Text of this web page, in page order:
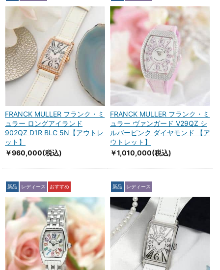
FRANCK MULLER フランク・ミ
ュラー ロングアイランド
902QZ D1R BLC 5N【アウトレ
ット】
￥960,000(税込)
FRANCK MULLER フランク・ミ
ュラー ヴァンガード V29QZ シ
ルバーピンク ダイヤモンド 【ア
ウトレット】
￥1,010,000(税込)
新品 レディース おすすめ 新品 レディース